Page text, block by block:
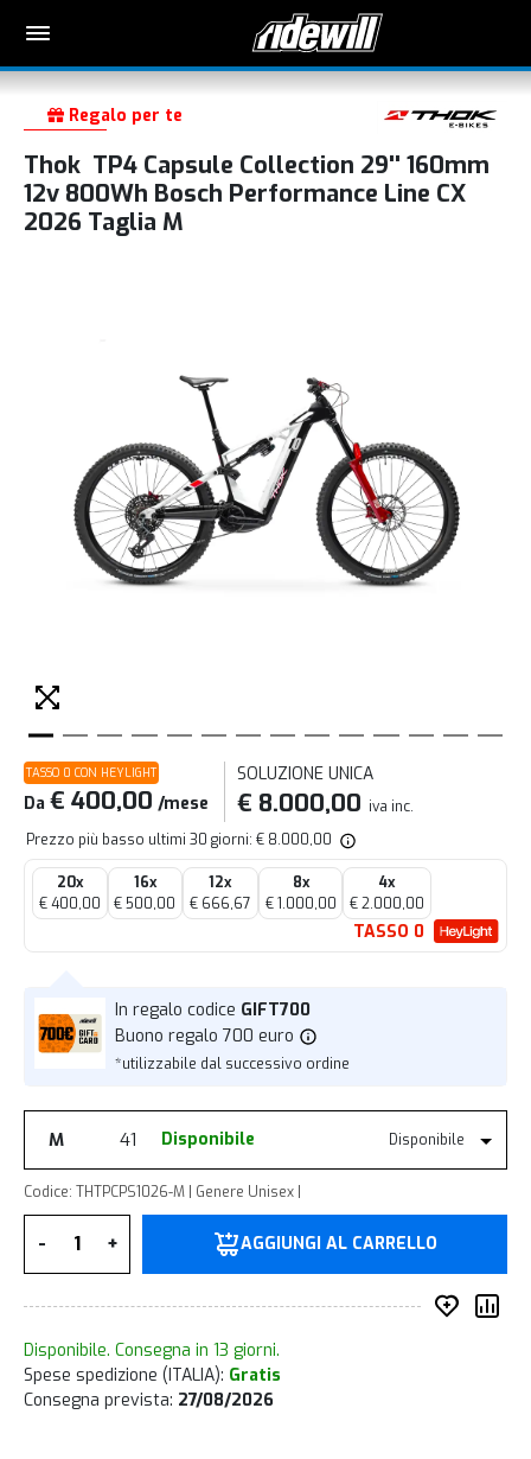
Regalo per te
Thok TP4 Capsule Collection 29'' 160mm
12v 800Wh Bosch Performance Line CX
2026 Taglia M
TASSO 0 CON HEYLIGHT
Da € 400,00 /mese
SOLUZIONE UNICA
€ 8.000,00 iva inc.
Prezzo più basso ultimi 30 giorni: € 8.000,00
20x
€ 400,00
16x
€ 500,00
12x
€ 666,67
8x
€ 1.000,00
4x
€ 2.000,00
TASSO 0
In regalo codice GIFT700
Buono regalo 700 euro
*utilizzabile dal successivo ordine
M 41 Disponibile Disponibile
Codice: THTPCPS1026-M | Genere Unisex |
- + AGGIUNGI AL CARRELLO
Disponibile. Consegna in 13 giorni.
Spese spedizione (ITALIA): Gratis
Consegna prevista: 27/08/2026